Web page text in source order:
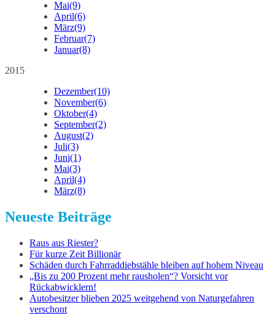
Mai(9)
April(6)
März(9)
Februar(7)
Januar(8)
2015
Dezember(10)
November(6)
Oktober(4)
September(2)
August(2)
Juli(3)
Juni(1)
Mai(3)
April(4)
März(8)
Neueste Beiträge
Raus aus Riester?
Für kurze Zeit Billionär
Schäden durch Fahrraddiebstähle bleiben auf hohem Niveau
„Bis zu 200 Prozent mehr rausholen“? Vorsicht vor
Rückabwicklern!
Autobesitzer blieben 2025 weitgehend von Naturgefahren
verschont